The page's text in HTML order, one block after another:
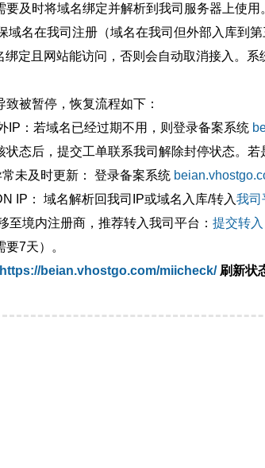
要及时将域名绑定并解析到我司服务器上使
域名在我司注册（域名在我司但外部入库到
定且网站能访问，否则会自动取消接入。
被暂停，恢复流程如下：
IP：若域名已经过期不用，则登录备案系统
态后，提交工单联系我司解除封停状态。若
未及时更新： 登录备案系统
IP： 域名解析回我司IP或域名入库/转入我司
至境内注册商，推荐转入我司平台： 提交转入
7天）。
https://beian.vhostgo.com/miicheck/刷新状